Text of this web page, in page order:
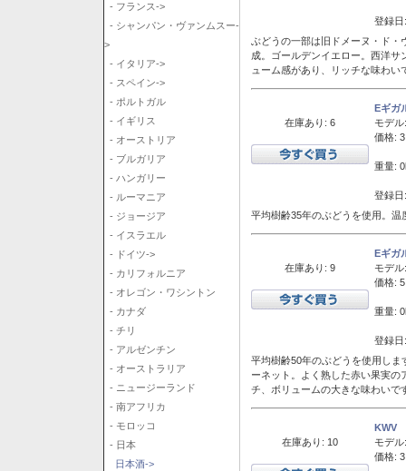
- フランス->
- シャンパン・ヴァンムスー-
>
- イタリア->
- スペイン->
- ポルトガル
- イギリス
- オーストリア
- ブルガリア
- ハンガリー
- ルーマニア
- ジョージア
- イスラエル
- ドイツ->
- カリフォルニア
- オレゴン・ワシントン
- カナダ
- チリ
- アルゼンチン
- オーストラリア
- ニュージーランド
- 南アフリカ
- モロッコ
- 日本
日本酒->
登録
ぶどうの一部は旧ドメーヌ・ド・
成。ゴールデンイエロー。西洋
ューム感があり、リッチな味わい
在庫あり: 6
Eギガ
モデル:
価格:
重量:
登録
平均樹齢35年のぶどうを使用。
在庫あり: 9
Eギガ
モデル:
価格:
重量:
登録
平均樹齢50年のぶどうを使用し
ーネット。よく熟した赤い果実
チ、ボリュームの大きな味わいで
在庫あり: 10
KWV
モデル:
価格: